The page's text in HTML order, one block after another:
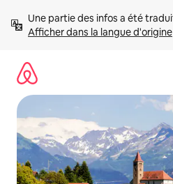
directement
Afficher dans la langue d'origine